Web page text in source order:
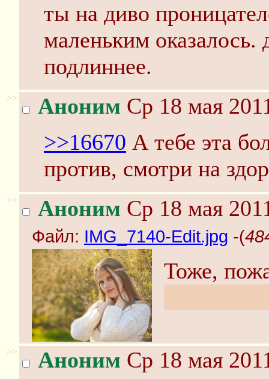
ты на диво
маленьким
подлиннее.
>> Аноним Ср 18 мая
>>16670 А тебе эта
против, смотри на
>> Аноним Ср 18 мая
Файл: IMG_7140-Edit.jpg -(
Тоже,
>> Аноним Ср 18 мая